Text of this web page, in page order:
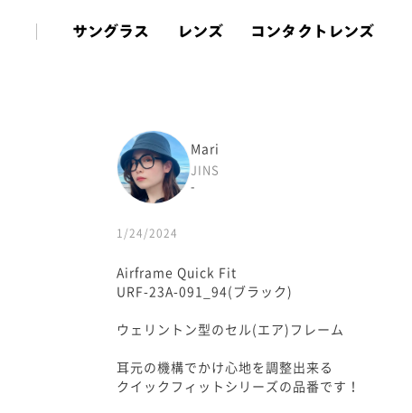
サングラス レンズ コンタクトレンズ
Mari
JINS
-
1/24/2024
Airframe Quick Fit
URF-23A-091_94(ブラック)
ウェリントン型のセル(エア)フレーム
耳元の機構でかけ心地を調整出来る
クイックフィットシリーズの品番です！